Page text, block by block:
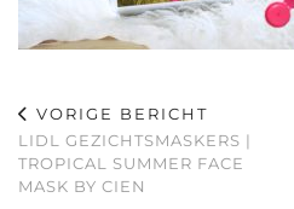
VORIGE BERICHT
LIDL GEZICHTSMASKERS |
TROPICAL SUMMER FACE
MASK BY CIEN